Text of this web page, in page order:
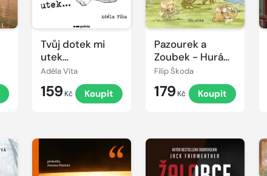
Tvůj dotek mi
utek…
Adéla Víta
159 Kč Koupit
Pazourek a
Zoubek - Hurá
na mamuty!
Filip Škoda
179 Kč Koupit